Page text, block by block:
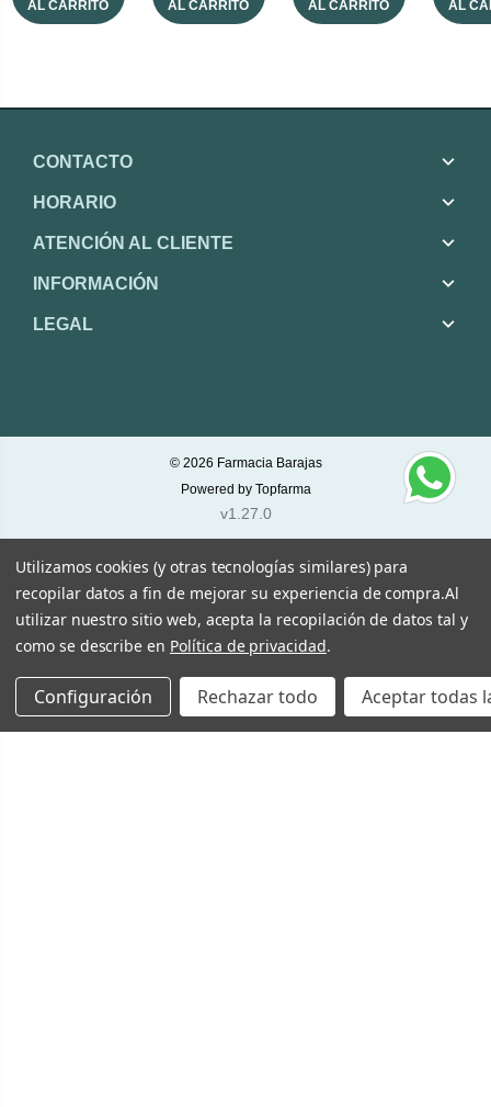
AL CARRITO
AL CARRITO
AL CARRITO
AL
CONTACTO
HORARIO
ATENCIÓN AL CLIENTE
INFORMACIÓN
LEGAL
© 2026 Farmacia Barajas
Powered by Topfarma
v1.27.0
Utilizamos cookies (y otras tecnologías similares) para
recopilar datos a fin de mejorar su experiencia de compra.Al
utilizar nuestro sitio web, acepta la recopilación de datos tal y
como se describe en Política de privacidad.
Configuración Rechazar todo Aceptar todas